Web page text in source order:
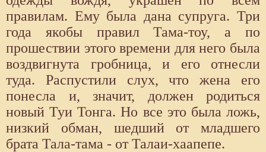
правилам. Ему была дана супруга. Три
года якобы правил Тама-тоу, а по
прошествии этого времени для него была
воздвигнута гробница, и его отнесли
туда. Распустили слух, что жена его
понесла и, значит, должен родиться
новый Туи Тонга. Но все это была ложь,
низкий обман, шедший от младшего
брата Тала-тама - от Талаи-хаапепе.